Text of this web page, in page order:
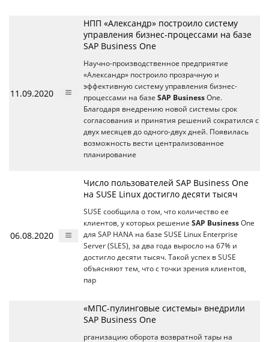
11.09.2020
НПП «Александр» построило систему
управления бизнес-процессами на базе
SAP Business One
Научно-производственное предприятие
«Александр» построило прозрачную и
эффективную систему управления бизнес-
процессами на базе SAP Business One.
Благодаря внедрению новой системы срок
согласования и принятия решений сократился с
двух месяцев до одного-двух дней. Появилась
возможность вести централизованное
планирование
06.08.2020
Число пользователей SAP Business One
на SUSE Linux достигло десяти тысяч
SUSE сообщила о том, что количество ее
клиентов, у которых решение SAP Business One
для SAP HANA на базе SUSE Linux Enterprise
Server (SLES), за два года выросло на 67% и
достигло десяти тысяч. Такой успех в SUSE
объясняют тем, что с точки зрения клиентов,
пар
«МПС-пулинговые системы» внедрили
SAP Business One
рганизацию оборота возвратной тары на